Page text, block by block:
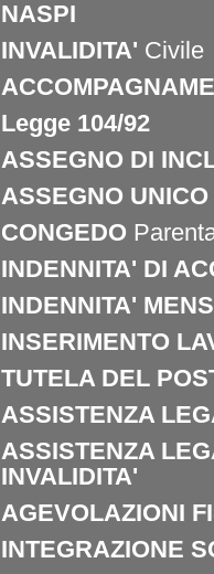
NASPI
INVALIDITA' Civile
Legge 104/92
ASSEGNO DI
ASSEGNO UNICO
CONGEDO
INDENNITA' DI
INDENNITA'
INSERIMENTO
TUTELA DEL
ASSISTENZA
ASSISTENZA
INVALIDITA'
AGEVOLAZIONI
INTEGRAZIONE